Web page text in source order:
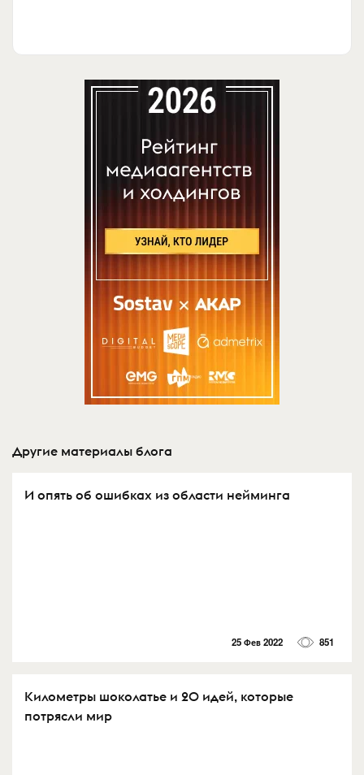
Другие материалы блога
И опять об ошибках из области нейминга
25 Фев 2022 851
Километры шоколатье и 20 идей, которые
потрясли мир